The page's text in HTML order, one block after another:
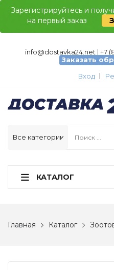
Зарегистрируйтесь и
на первый заказ
info@dostavka24.net | +7
Заказать
Вход
КАТАЛОГ
Главная Каталог